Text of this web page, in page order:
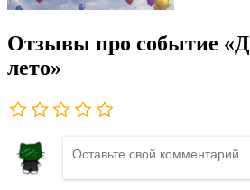
Отзывы про событие
лето»